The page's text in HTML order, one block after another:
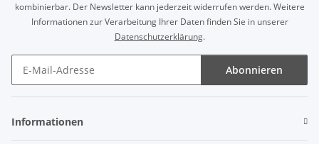
kombinierbar. Der Newsletter kann jederzeit widerrufen werden. Weitere
Informationen zur Verarbeitung Ihrer Daten finden Sie in unserer
Datenschutzerklärung.
Abonnieren
Informationen